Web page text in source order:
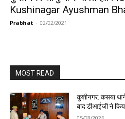
Kushinagar Ayushman
Prabhat - 02/02/2021
MOST READ
कुशीनगर: कसया थाने
बाद डीआईजी ने